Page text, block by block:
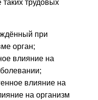
трудовых
при
орган;
влияние на
влияние на
на организм